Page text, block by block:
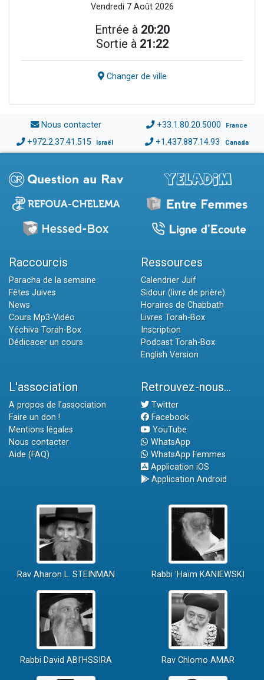
Vendredi 7 Août 2026
Entrée à 20:20
Sortie à 21:22
Changer de ville
Nous contacter +33.1.80.20.5000 France
+972.2.37.41.515 Israël +1.437.887.14.93 Canada
Raccourcis
Paracha de la semaine
Fêtes Juives
News
Cours Mp3-Vidéo
Yéchiva Torah-Box
Dédicacer un cours
Ressources
Calendrier Juif
Sidour (livre de prière)
Horaires de Chabbath
Livres Torah-Box
Inscription
Podcast Torah-Box
English Version
L'association
A propos de l'association
Faire un don !
Mentions légales
Nous contacter
Aide (FAQ)
Retrouvez-nous...
Twitter
Facebook
YouTube
WhatsApp
WhatsApp Femmes
Application iOS
Application Android
Rav Aharon L. STEINMAN Rabbi 'Haïm KANIEWSKI
Rabbi David ABI'HSSIRA Rav Chlomo AMAR